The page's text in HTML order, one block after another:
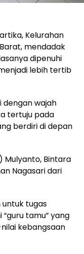
Kelurahan
mendadak
dipenuhi
lebih tertib
dengan wajah
tertuju pada
berdiri di depan
Mulyanto, Bintara
Nagasari dari
untuk tugas
tamu” yang
kebangsaan